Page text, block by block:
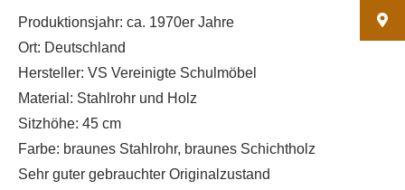
Produktionsjahr: ca. 1970er Jahre
Ort: Deutschland
Hersteller: VS Vereinigte Schulmöbel
Material: Stahlrohr und Holz
Sitzhöhe: 45 cm
Farbe: braunes Stahlrohr, braunes Schichtholz
Sehr guter gebrauchter Originalzustand